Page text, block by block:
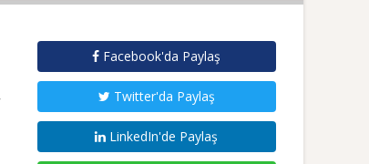
Facebook'da Paylaş
Twitter'da Paylaş
LinkedIn'de Paylaş